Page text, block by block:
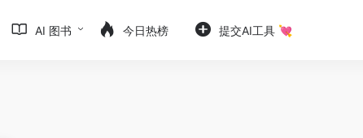
AI 图书 今日热榜 提交AI工具 💘